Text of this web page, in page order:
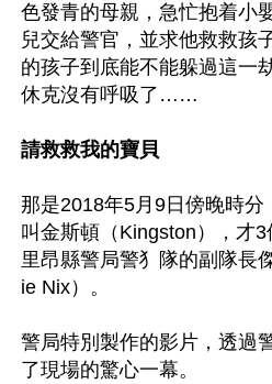
色發青的母親，急忙抱着小
兒交給警官，並求他救救孩
的孩子到底能不能躲過這一
休克沒有呼吸了……
請救救我的寶貝
那是2018年5月9日傍晚時分
叫金斯頓（Kingston），才
里昂縣警局警犭隊的副隊長
ie Nix）。
警局特別製作的影片，透過
了現場的驚心一幕。